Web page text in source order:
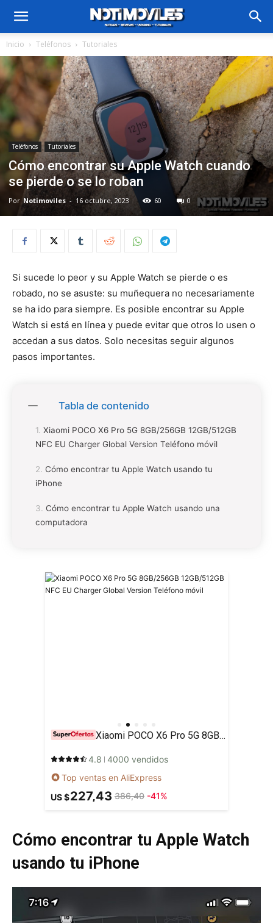
Inicio Teléfonos Tutoriales
Teléfonos Tutoriales
Cómo encontrar su Apple Watch cuando
se pierde o se lo roban
Por Notimoviles - 16 octubre, 2023 60 0
Si sucede lo peor y su Apple Watch se pierde o es
robado, no se asuste: su muñequera no necesariamente
se ha ido para siempre. Es posible encontrar su Apple
Watch si está en línea y puede evitar que otros lo usen o
accedan a sus datos. Solo necesitas seguir algunos
pasos importantes.
Tabla de contenido
Xiaomi POCO X6 Pro 5G 8GB/256GB 12GB/512GB
NFC EU Charger Global Version Teléfono móvil
Cómo encontrar tu Apple Watch usando tu
iPhone
Cómo encontrar tu Apple Watch usando una
computadora
Xiaomi POCO X6 Pro 5G 8GB/256GB 12GB/512GB NFC EU Charger Global Version Teléfono móvil
4.8 4000 vendidos
Top ventas en AliExpress
US $227,43 386,40 -41%
Cómo encontrar tu Apple Watch
usando tu iPhone